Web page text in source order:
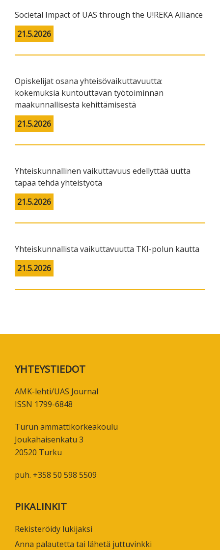
Societal Impact of UAS through the U!REKA Alliance
21.5.2026
Opiskelijat osana yhteisövaikuttavuutta:
kokemuksia kuntouttavan työtoiminnan
maakunnallisesta kehittämisestä
21.5.2026
Yhteiskunnallinen vaikuttavuus edellyttää uutta
tapaa tehdä yhteistyötä
21.5.2026
Yhteiskunnallista vaikuttavuutta TKI-polun kautta
21.5.2026
Footer
YHTEYSTIEDOT
AMK-lehti/UAS Journal
ISSN 1799-6848
Turun ammattikorkeakoulu
Joukahaisenkatu 3
20520 Turku
puh. +358 50 598 5509
PIKALINKIT
Rekisteröidy lukijaksi
Anna palautetta tai lähetä juttuvinkki